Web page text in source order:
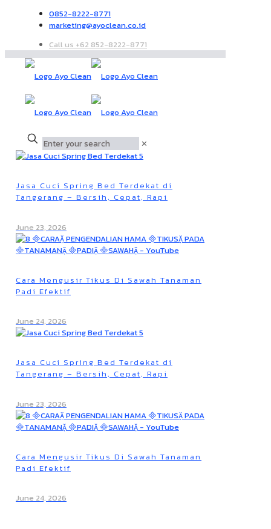
0852-8222-8771
marketing@ayoclean.co.id
Call us +62 852-8222-8771
✕
Jasa Cuci Spring Bed Terdekat di
Tangerang – Bersih, Cepat, Rapi
June 23, 2026
Cara Mengusir Tikus Di Sawah Tanaman
Padi Efektif
June 24, 2026
Jasa Cuci Spring Bed Terdekat di
Tangerang – Bersih, Cepat, Rapi
June 23, 2026
Cara Mengusir Tikus Di Sawah Tanaman
Padi Efektif
June 24, 2026